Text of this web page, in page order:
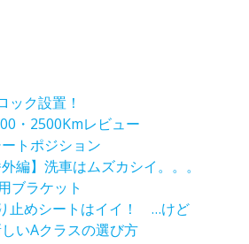
ック設置！
・2500Kmレビュー
ートポジション
編】洗車はムズカシイ。。。
ブラケット
止めシートはイイ！ …けど
しいAクラスの選び方